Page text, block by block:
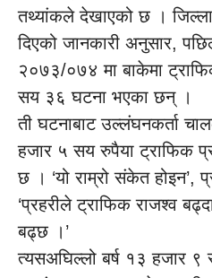
तथ्यांकले देखाएको छ । जिल्ला
दिएको जानकारी अनुसार,
२०७३/०७४ मा बाकेमा
सय ३६ घटना भएका छन् ।
ती घटनाबाट उल्लंघनकर्ता
हजार ५ सय रुपैया ट्राफिक
छ । ‘यो राम्रो संकेत होइन’,
‘प्रहरीले ट्राफिक राजश्व
बढ्छ ।’
त्यसअघिल्लो बर्ष १३ हजार